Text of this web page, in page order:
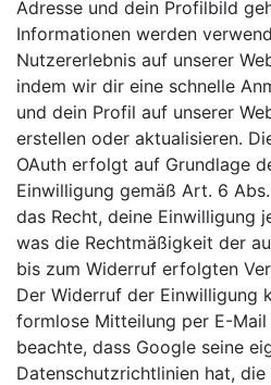
Adresse und dein Profilbild
Informationen werden
Nutzererlebnis auf unserer
indem wir dir eine schnelle
und dein Profil auf unserer
erstellen oder aktualisieren.
OAuth erfolgt auf Grundlage
Einwilligung gemäß Art. 6
das Recht, deine Einwilligung
was die Rechtmäßigkeit der
bis zum Widerruf erfolgten
Der Widerruf der Einwilligung
formlose Mitteilung per E-
beachte, dass Google seine
Datenschutzrichtlinien hat,